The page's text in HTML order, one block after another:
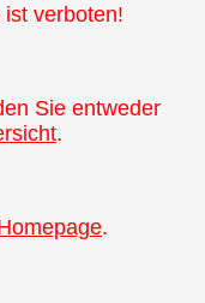
verboten!
Sie entweder
.
.